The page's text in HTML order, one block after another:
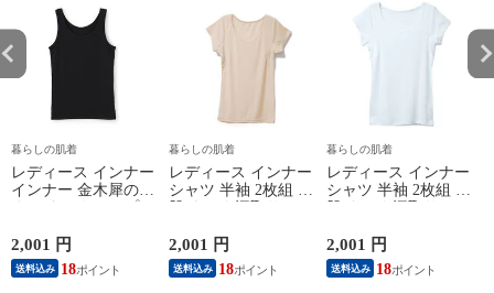
暮らしの肌着
レディース インナー
インナー 金木犀のめ
ぐみ タンクトップ
っとり 保湿 ストレ
ッチ ボタニカル タ
ンクトップ 秋冬 お
2,001 円
送料込み 18
暮らしの肌着
レディース インナー
シャツ 半袖 2枚組 素
肌ドライ 汗取り フ
り インナーシャツ
パッド付き 春夏 汗
染み 防止 汗 対策 綿
2,001 円
送料込み 18
暮らしの肌着
レディース インナー
シャツ 半袖 2枚組 素
肌ドライ 汗取り フ
り インナーシャツ
パッド付き 春夏 汗
染み 防止 汗 対策 綿
2,001 円
送料込み 18